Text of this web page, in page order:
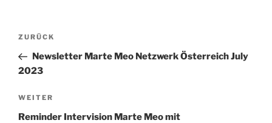
Beitragsnavigation
Vorheriger
Beitrag
ZURÜCK
Newsletter Marte Meo Netzwerk Österreich July
2023
Nächster
Beitrag
WEITER
Reminder Intervision Marte Meo mit